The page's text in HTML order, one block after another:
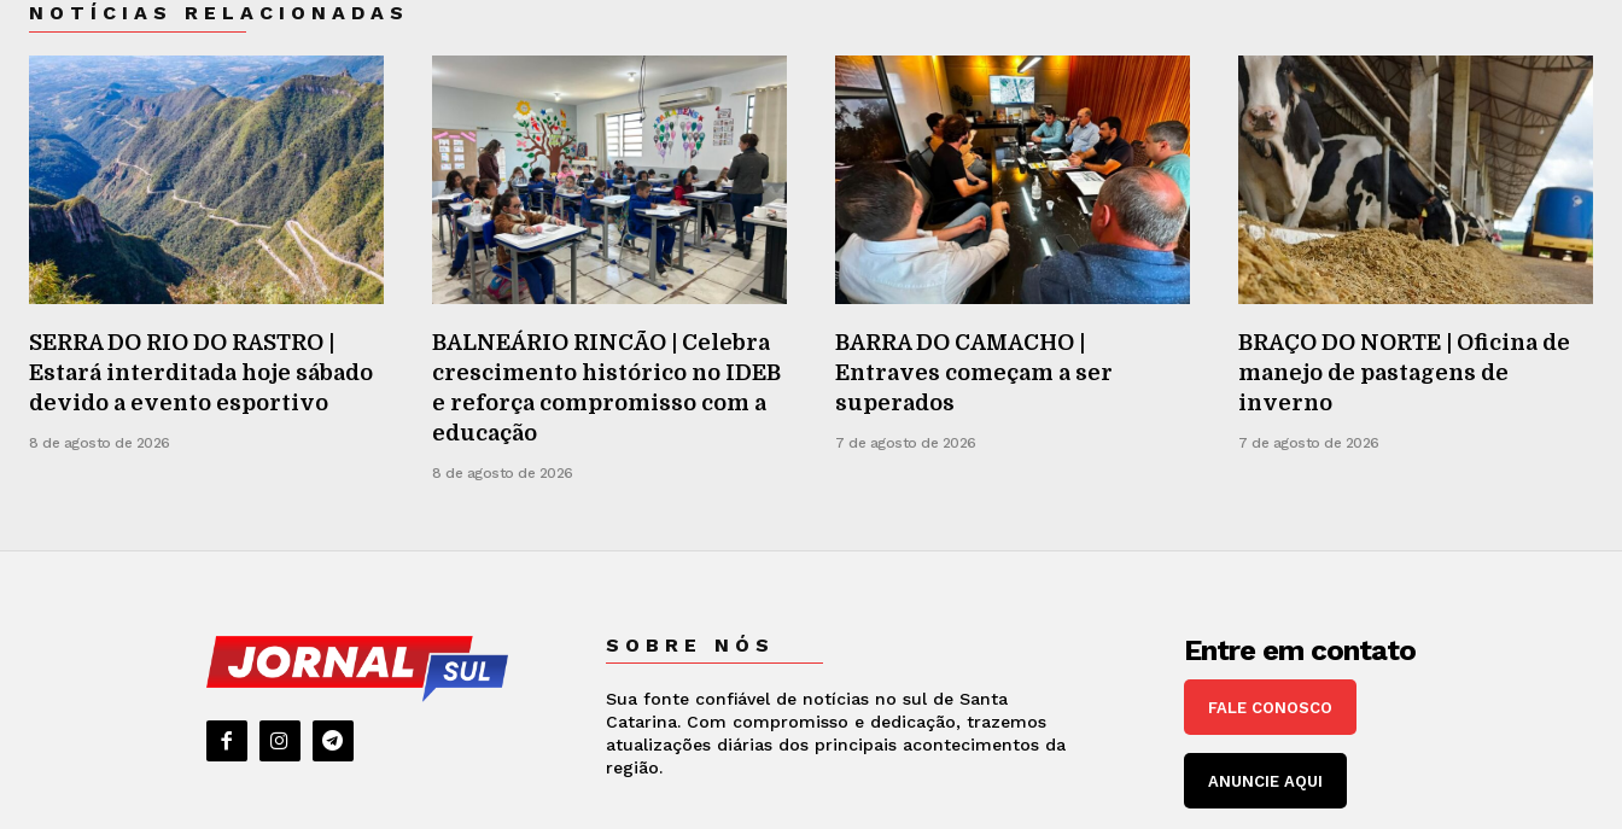
NOTÍCIAS RELACIONADAS
SERRA DO RIO DO RASTRO |
Estará interditada hoje sábado
devido a evento esportivo
8 de agosto de 2026
BALNEÁRIO RINCÃO | Celebra
crescimento histórico no IDEB
e reforça compromisso com a
educação
8 de agosto de 2026
BARRA DO CAMACHO |
Entraves começam a ser
superados
7 de agosto de 2026
BRAÇO DO NORTE | Oficina de
manejo de pastagens de
inverno
7 de agosto de 2026
SOBRE NÓS
Sua fonte confiável de notícias no sul de Santa
Catarina. Com compromisso e dedicação, trazemos
atualizações diárias dos principais acontecimentos da
região.
Entre em contato
FALE CONOSCO
ANUNCIE AQUI